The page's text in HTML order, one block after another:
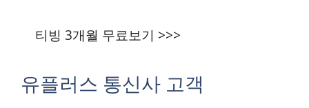
티빙 3개월 무료보기 >>>
유플러스 통신사 고객